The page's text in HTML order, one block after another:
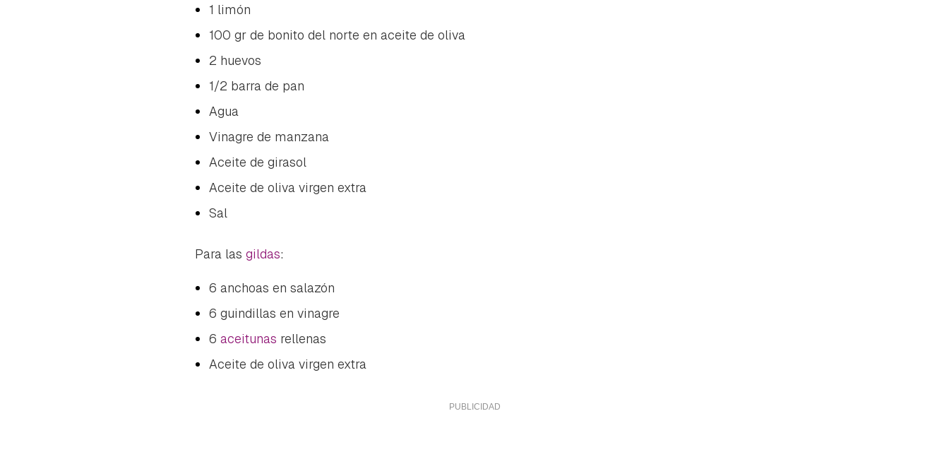
1 limón
100 gr de bonito del norte en aceite de oliva
2 huevos
1/2 barra de pan
Agua
Vinagre de manzana
Aceite de girasol
Aceite de oliva virgen extra
Sal
Para las gildas:
6 anchoas en salazón
6 guindillas en vinagre
6 aceitunas rellenas
Aceite de oliva virgen extra